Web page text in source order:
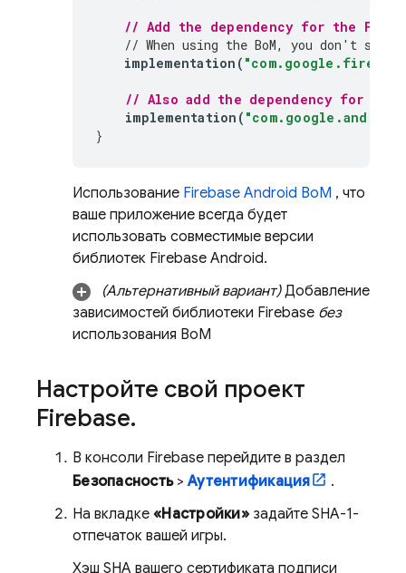
// Add the dependency for the
// When using the BoM, you don't
implementation (
// Also add the dependency for
implementation (
}
Использование Firebase Android BoM , что
ваше приложение всегда будет
использовать совместимые версии
библиотек Firebase Android.
(Альтернативный вариант)Добавление
зависимостей библиотеки Firebase без
использования BoM
Настройте свой проект
Firebase.
В консоли Firebase перейдите в раздел
Безопасность>Аутентификация
.
На вкладке «Настройки»задайте SHA-1-
отпечаток вашей игры.
Хэш SHA вашего сертификата подписи